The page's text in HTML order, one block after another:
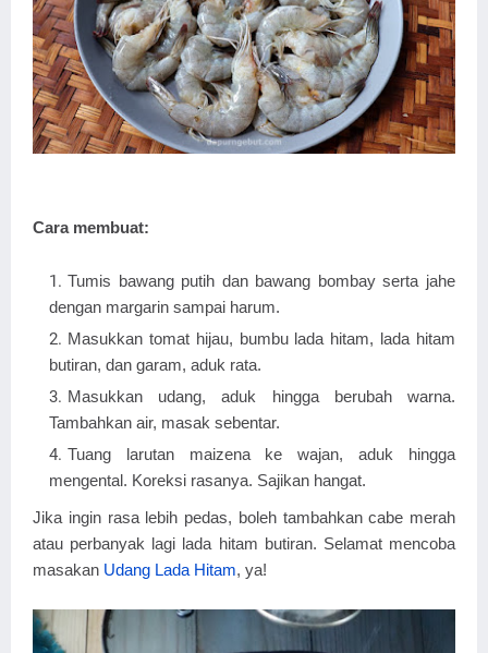
Cara membuat:
Tumis bawang putih dan bawang bombay serta jahe
dengan margarin sampai harum.
Masukkan tomat hijau, bumbu lada hitam, lada hitam
butiran, dan garam, aduk rata.
Masukkan udang, aduk hingga berubah warna.
Tambahkan air, masak sebentar.
Tuang larutan maizena ke wajan, aduk hingga
mengental. Koreksi rasanya. Sajikan hangat.
Jika ingin rasa lebih pedas, boleh tambahkan cabe merah
atau perbanyak lagi lada hitam butiran. Selamat mencoba
masakan Udang Lada Hitam, ya!